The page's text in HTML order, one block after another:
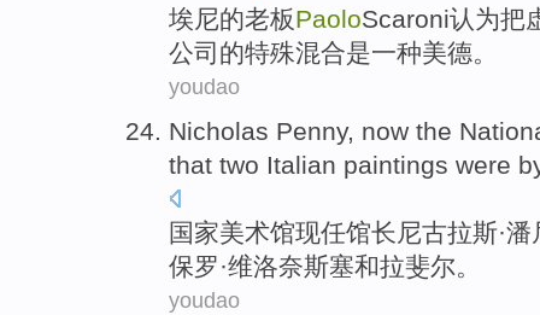
埃尼的老板PaoloScaroni认为把
公司的特殊混合是一种美德 。
youdao
Nicholas Penny, now the
that two Italian paintings were
国家美术馆现任馆长 尼古拉斯·
保罗·维洛奈斯塞和拉斐尔。
youdao